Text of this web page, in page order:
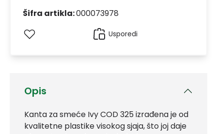
Opis
Kanta za smeće Ivy COD 325 izrađena je od
kvalitetne plastike visokog sjaja, što joj daje
Šifra artikla:000073978
Usporedi